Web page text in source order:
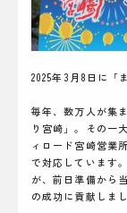
採用情
2025年3月8日に「
毎年、数万人が集
り宮崎」。その一
ィロード宮崎営業
で対応しています
が、前日準備から
の成功に貢献しまし